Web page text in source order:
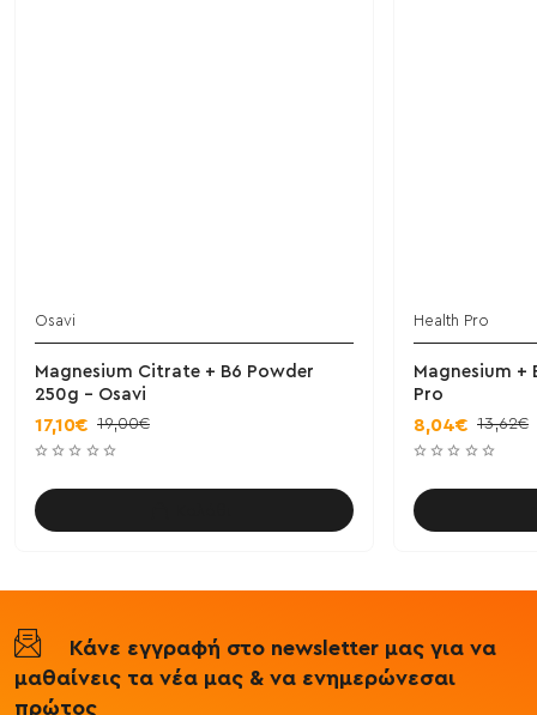
Osavi
Magnesium Citrate + B6 Powder
250g - Osavi
17,10€ 19,00€
Health Pro
Magnesium +
Pro
8,04€ 13,62€
Κάνε εγγραφή στο newsletter μας για να
μαθαίνεις τα νέα μας & να ενημερώνεσαι
πρώτος